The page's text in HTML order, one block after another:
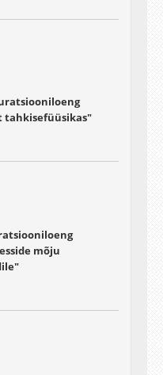
tahkisefüüsikas"
mõju